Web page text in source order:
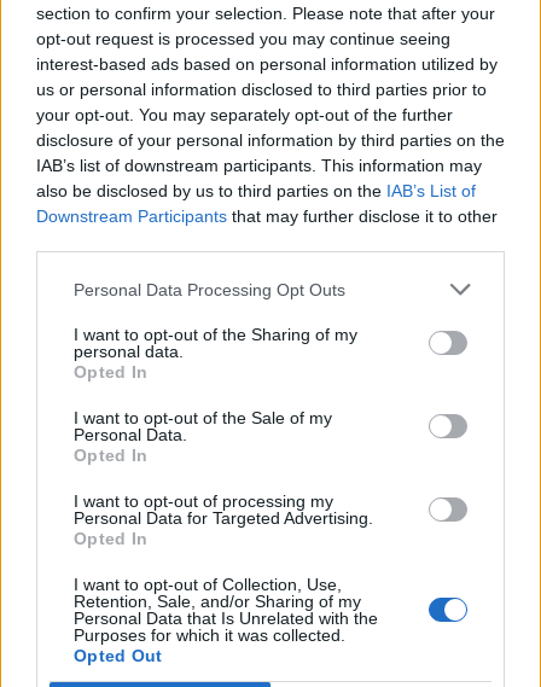
section to confirm your selection. Please note that after your
opt-out request is processed you may continue seeing
interest-based ads based on personal information utilized by
us or personal information disclosed to third parties prior to
your opt-out. You may separately opt-out of the further
disclosure of your personal information by third parties on the
IAB’s list of downstream participants. This information may
also be disclosed by us to third parties on the IAB’s List of
Downstream Participants that may further disclose it to other
Personal Data Processing Opt Outs
I want to opt-out of the Sharing of my
personal data.
Opted In
I want to opt-out of the Sale of my
Personal Data.
Opted In
I want to opt-out of processing my
Personal Data for Targeted Advertising.
Opted In
I want to opt-out of Collection, Use,
Retention, Sale, and/or Sharing of my
Personal Data that Is Unrelated with the
Purposes for which it was collected.
Opted Out
ARONA
Al via i lavori per il nuovo
parcheggio di via Monte Rosa
SESTO CALENDE
Nuovi parcheggi per i pendolari, la
promessa del sindaco Colombo